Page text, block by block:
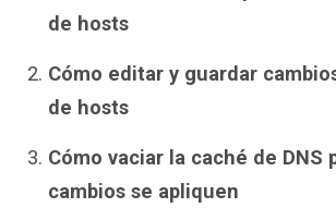
de hosts
Cómo editar y guardar
de hosts
Cómo vaciar la caché de DNS
cambios se apliquen